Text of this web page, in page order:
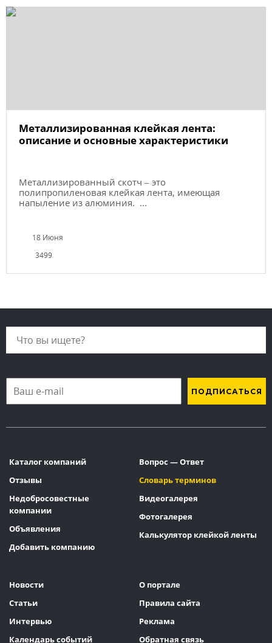
Металлизированная клейкая лента:
описание и основные характеристики
Металлизированный скотч – это
полипропиленовая клейкая лента, имеющая
напыление из алюминия. ...
18 Июня
3499
Каталог компаний
Отзывы
Недобросовестные
компании
Объявления
Добавить компанию
Вопрос — Ответ
Словарь терминов
Видеогалерея
Фотогалерея
Калькулятор клейкой ленты
Новости
Статьи
Интервью
Календарь событий
О портале
Правила сайта
Реклама
Обратная связь